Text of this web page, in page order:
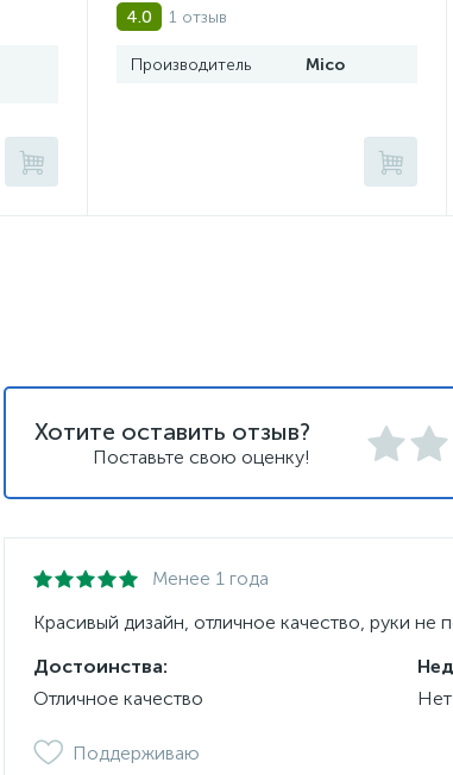
4.0 1 отзыв
Производитель Mico
Хотите оставить отзыв?
Поставьте свою оценку!
Менее 1 года
Красивый дизайн, отличное качество, руки не
Достоинства:
Отличное качество
Нет
Поддерживаю